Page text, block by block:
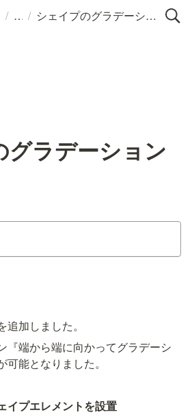
/ / シェイプのグラデーション機能
グラデーション
加しました。
『端から端に向かってグラデーシ
可能となりました。
イプエレメントを設置